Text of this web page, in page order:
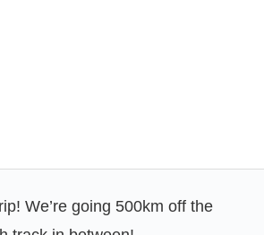
We’re going 500km off the